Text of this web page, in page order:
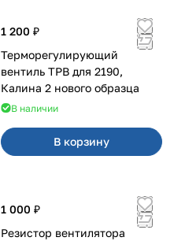
1 200 ₽
Терморегулирующий
вентиль ТРВ для 2190,
Калина 2 нового образца
В наличии
В корзину
1 000 ₽
Резистор вентилятора